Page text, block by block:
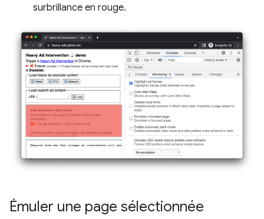
surbrillance en rouge.
Émuler une page sélectionnée